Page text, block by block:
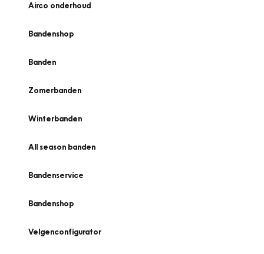
Airco onderhoud
Bandenshop
Banden
Zomerbanden
Winterbanden
All season banden
Bandenservice
Bandenshop
Velgenconfigurator